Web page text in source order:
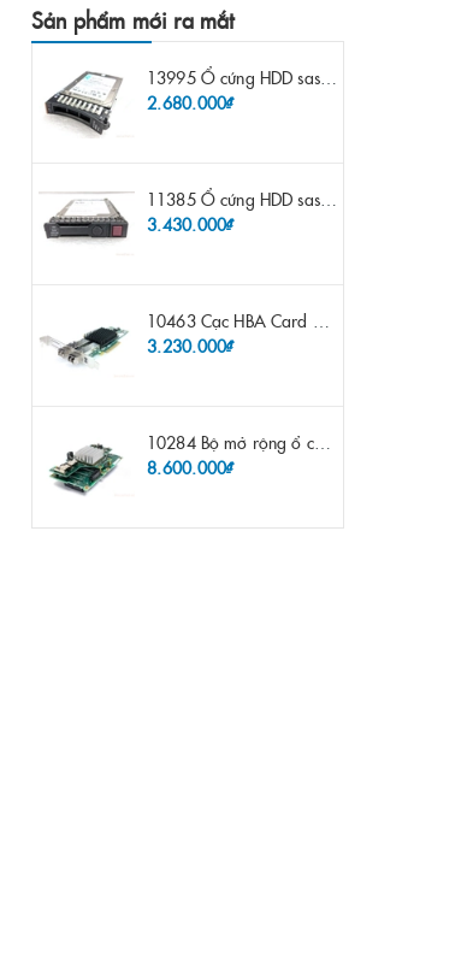
Sản phẩm mới ra mắt
13995 Ổ cứng HDD sas IBM 300gb 10k 2.5" 6G fru 44W2265 opt 44W2264 pn 44W2268 ST9300503SS
2.680.000₫
11385 Ổ cứng HDD sas HP 600gb 10k 2.5" sp 653957-001 pn 619286-003 pn 641552-003 pn 689287-003 652583-B21
3.430.000₫
10463 Cạc HBA Card FC IBM Emulex LPE12002 8Gb 2 port FC SFP fru 42D0500 pn 42D0496 opt 42D0494 LPE12002
3.230.000₫
10284 Bộ mở rộng ổ cứng IBM Lenovo x3650 m4 69Y5319 8x 2.5" HS HDD Assembly Kit with Expander
8.600.000₫